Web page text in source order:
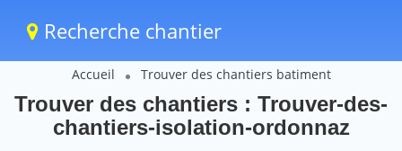
Recherche chantier
Accueil Trouver des chantiers batiment
Trouver des chantiers : Trouver-des-
chantiers-isolation-ordonnaz